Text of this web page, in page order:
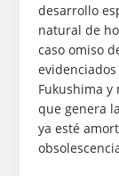
desarrollo
natural de
caso omiso
Fukushima
que genera
ya esté